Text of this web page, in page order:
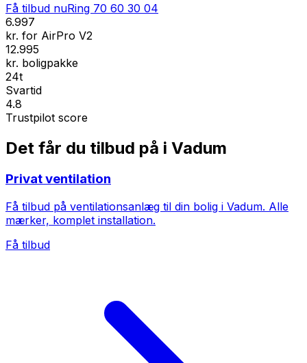
Få tilbud nuRing 70 60 30 04
6.997
kr. for AirPro V2
12.995
kr. boligpakke
24t
Svartid
4.8
Trustpilot score
Det får du tilbud på i Vadum
Privat ventilation
Få tilbud på ventilationsanlæg til din bolig i Vadum. Alle
mærker, komplet installation.
Få tilbud